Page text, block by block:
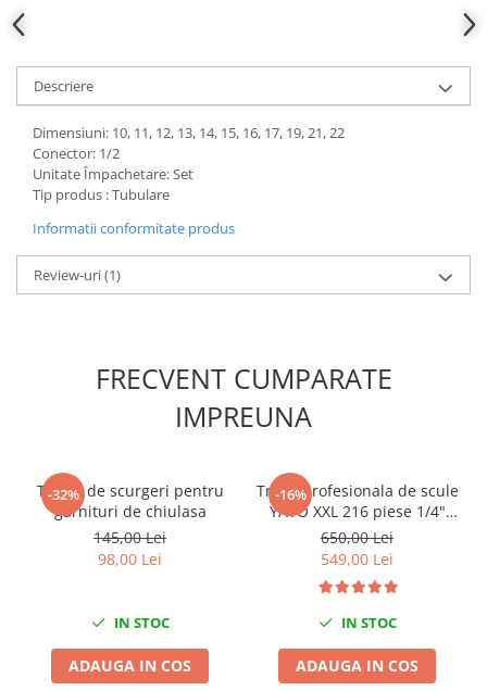
Slefuitoare electrice
Alfa romeo
Bmw
Chevrolet
Chrysler
Citroen
Dacia
Fiat
Mercedes
Mini
Rover
Saab
Descriere
Dimensiuni: 10, 11, 12, 13, 14, 15, 16, 17, 19, 21, 22
Conector: 1/2
Unitate Împachetare: Set
Tip produs : Tubulare
Informatii conformitate produs
Review-uri(1)
FRECVENT CUMPARATE
IMPREUNA
-32%
Tester de scurgeri pentru
garnituri de chiulasa
145,00 Lei
98,00 Lei
IN STOC
ADAUGA IN COS
-16%
Trusa profesionala de scule
YATO XXL 216 piese 1/4"
3/8" 1/2"
650,00 Lei
549,00 Lei
IN STOC
ADAUGA IN COS